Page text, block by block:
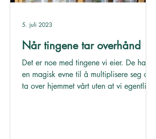
Når tingene tar overhånd
Det er noe med tingene vi eier. De har
en magisk evne til å multiplisere seg og
ta over hjemmet vårt uten at vi egentlig
5. juli 2023